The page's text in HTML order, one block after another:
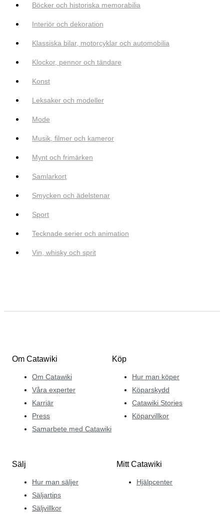
Böcker och historiska memorabilia
Interiör och dekoration
Klassiska bilar, motorcyklar och automobilia
Klockor, pennor och tändare
Konst
Leksaker och modeller
Mode
Musik, filmer och kameror
Mynt och frimärken
Samlarkort
Smycken och ädelstenar
Sport
Tecknade serier och animation
Vin, whisky och sprit
Om Catawiki
Om Catawiki
Våra experter
Karriär
Press
Samarbete med Catawiki
Köp
Hur man köper
Köparskydd
Catawiki Stories
Köparvillkor
Sälj
Hur man säljer
Säljartips
Säljvillkor
Mitt Catawiki
Hjälpcenter